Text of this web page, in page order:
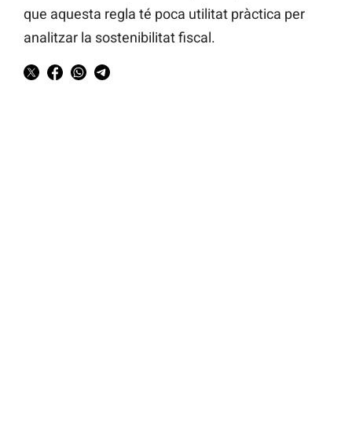
que aquesta regla té poca utilitat pràctica per
analitzar la sostenibilitat fiscal.